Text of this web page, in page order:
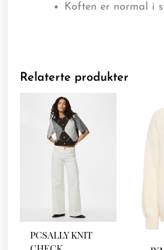
Koften er normal i
Relaterte produkter
PCSALLY KNIT